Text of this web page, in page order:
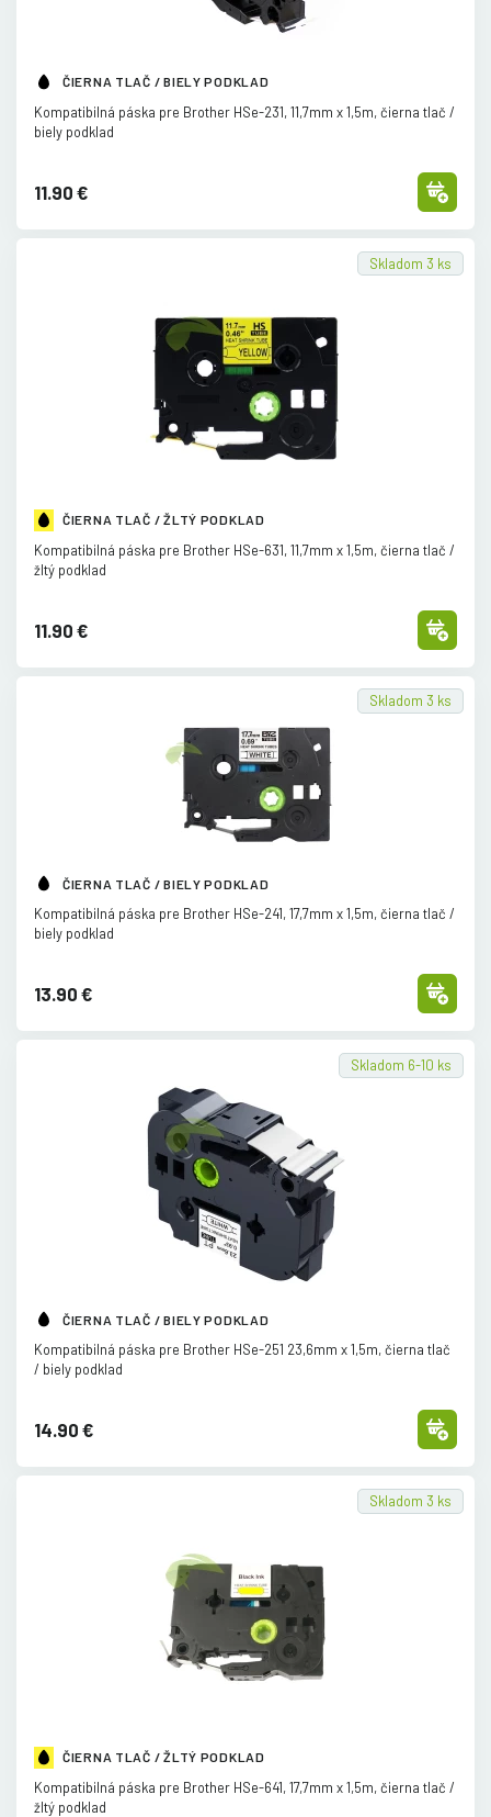
ČIERNA TLAČ / BIELY PODKLAD
Kompatibilná páska pre Brother HSe-231, 11,7mm x 1,5m, čierna tlač /
biely podklad
11.90 €
ČIERNA TLAČ / ŽLTÝ PODKLAD
Skladom 3 ks
Kompatibilná páska pre Brother HSe-631, 11,7mm x 1,5m, čierna tlač /
žltý podklad
11.90 €
ČIERNA TLAČ / BIELY PODKLAD
Skladom 3 ks
Kompatibilná páska pre Brother HSe-241, 17,7mm x 1,5m, čierna tlač /
biely podklad
13.90 €
ČIERNA TLAČ / BIELY PODKLAD
Skladom 6-10 ks
Kompatibilná páska pre Brother HSe-251 23,6mm x 1,5m, čierna tlač
/ biely podklad
14.90 €
ČIERNA TLAČ / ŽLTÝ PODKLAD
Skladom 3 ks
Kompatibilná páska pre Brother HSe-641, 17,7mm x 1,5m, čierna tlač /
žltý podklad